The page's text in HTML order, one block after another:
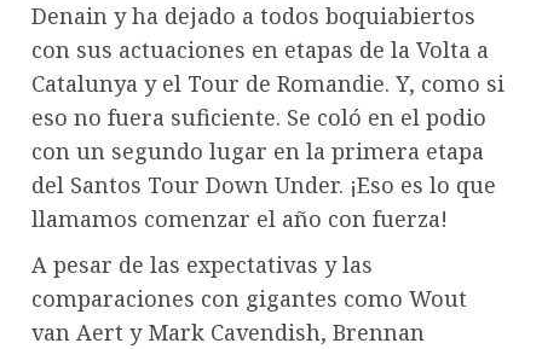
Denain y ha dejado a todos boquiabiertos
con sus actuaciones en etapas de la Volta a
Catalunya y el Tour de Romandie. Y, como si
eso no fuera suficiente. Se coló en el podio
con un segundo lugar en la primera etapa
del Santos Tour Down Under. ¡Eso es lo que
llamamos comenzar el año con fuerza!
A pesar de las expectativas y las
comparaciones con gigantes como Wout
van Aert y Mark Cavendish, Brennan